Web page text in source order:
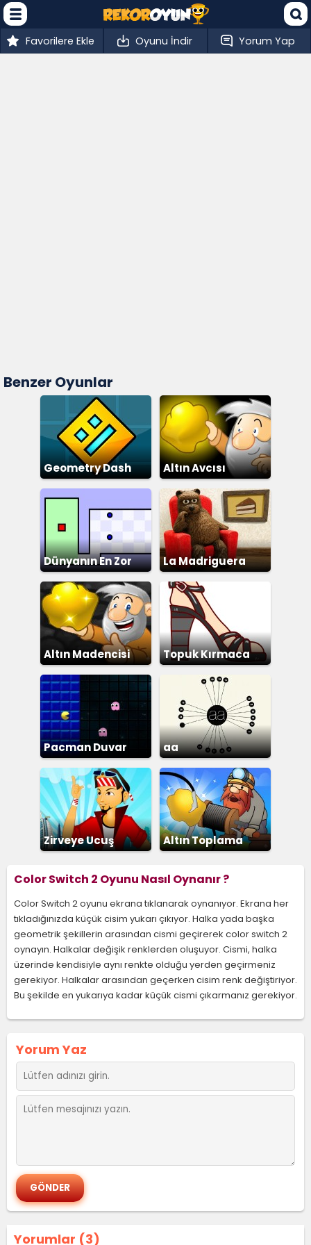
Favorilere Ekle Oyunu İndir Yorum Yap
Benzer Oyunlar
Geometry Dash Altın Avcısı
Dünyanın En Zor La Madriguera
Altın Madencisi Topuk Kırmaca
Pacman Duvar aa
Zirveye Ucuş Altın Toplama
Color Switch 2 Oyunu Nasıl Oynanır ?
Color Switch 2 oyunu ekrana tıklanarak oynanıyor. Ekrana her
tıkladığınızda küçük cisim yukarı çıkıyor. Halka yada başka
geometrik şekillerin arasından cismi geçirerek color switch 2
oynayın. Halkalar değişik renklerden oluşuyor. Cismi, halka
üzerinde kendisiyle aynı renkte olduğu yerden geçirmeniz
gerekiyor. Halkalar arasından geçerken cisim renk değiştiriyor.
Bu şekilde en yukarıya kadar küçük cismi çıkarmanız gerekiyor.
Yorumlar (3)
Yorum Yaz